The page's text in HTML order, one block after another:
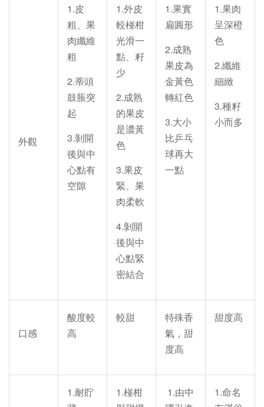
外觀
1.皮
粗、果
肉纖維
粗
2.蒂頭
鼓脹突
起
3.剝開
後與中
心點有
空隙
1.外皮
較椪柑
光滑一
點、籽
少
2.成熟
的果皮
是濃黃
色
3.果皮
緊、果
肉柔軟
4.剝開
後與中
心點緊
密結合
1.果實
扁圓形
2.成熟
果皮為
金黃色
轉紅色
3.大小
比乒乓
球再大
一點
1.果肉
呈深橙
色
2.纖維
細緻
3.種籽
小而多
口感
酸度較
高
較甜
特殊香
氣，甜
度高
甜度高
1.耐貯
1.椪柑
1.由中
1.命名